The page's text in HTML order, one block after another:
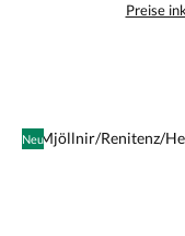
geschehen, kann man nur noch
passenden Gastbeitrag
anzusehendes Artwork mit
Preise
Neu